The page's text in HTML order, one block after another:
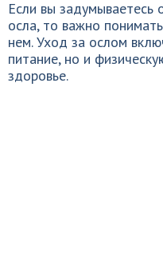
Если вы задумываетесь
осла, то важно
нем. Уход за ослом
питание, но и
здоровье.